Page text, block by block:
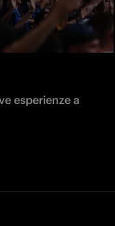
esperienze a